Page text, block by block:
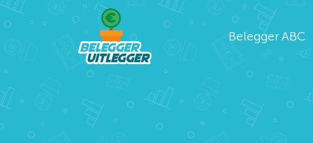
Belegger ABC